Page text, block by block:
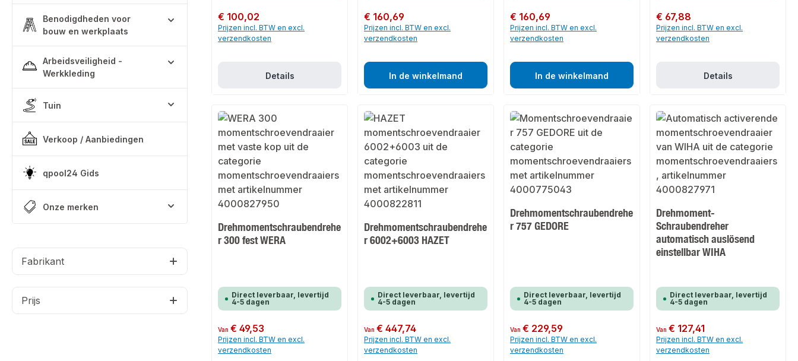
Benodigdheden voor
bouw en werkplaats
Arbeidsveiligheid -
Werkkleding
Tuin
Verkoop / Aanbiedingen
qpool24 Gids
Onze merken
Fabrikant
Prijs
Normale prijs:
€ 100,02
Prijzen incl. BTW en excl.
verzendkosten
Details
Normale prijs:
€ 160,69
Prijzen incl. BTW en excl.
verzendkosten
In de winkelmand
Normale prijs:
€ 160,69
Prijzen incl. BTW en excl.
verzendkosten
In de winkelmand
Normale prijs:
€ 67,88
Prijzen incl. BTW en excl.
verzendkosten
Details
Drehmomentschraubendrehe
r 300 fest WERA
Direct leverbaar, levertijd
4-5 dagen
Normale prijs:
Van€ 49,53
Prijzen incl. BTW en excl.
verzendkosten
Drehmomentschraubendrehe
r 6002+6003 HAZET
Direct leverbaar, levertijd
4-5 dagen
Normale prijs:
Van€ 447,74
Prijzen incl. BTW en excl.
verzendkosten
Drehmomentschraubendrehe
r 757 GEDORE
Direct leverbaar, levertijd
4-5 dagen
Normale prijs:
Van€ 229,59
Prijzen incl. BTW en excl.
verzendkosten
Drehmoment-
Schraubendreher
automatisch auslösend
einstellbar WIHA
Direct leverbaar, levertijd
4-5 dagen
Normale prijs:
Van€ 127,41
Prijzen incl. BTW en excl.
verzendkosten